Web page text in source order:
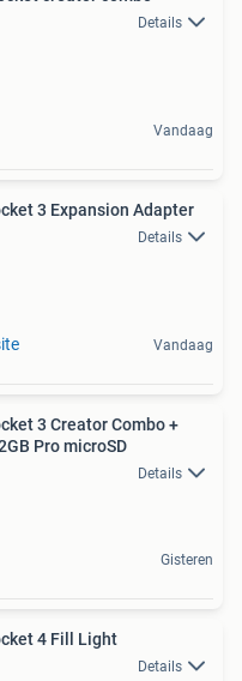
Details
Vandaag
3 Expansion Adapter
Details
Vandaag
3 Creator Combo +
Pro microSD
Details
Gisteren
4 Fill Light
Details